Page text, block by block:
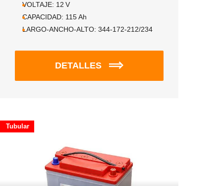
VOLTAJE: 12 V
CAPACIDAD: 115Ah
LARGO-ANCHO-ALTO: 344-172-212/234
DETALLES
Tubular